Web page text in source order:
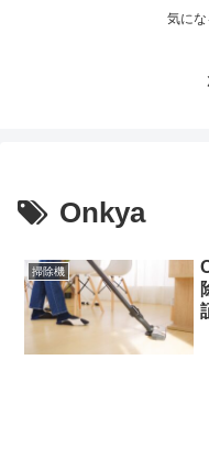
気にな
Onkya
掃除機